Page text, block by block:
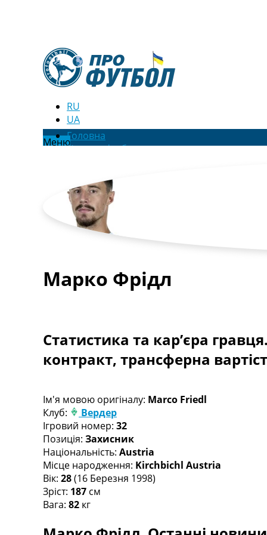
RU
UA
МенюГоловна
Новини футболу
Футбольні трансфери
Останні коментарі
Конкурс прогнозів
Логін
Рейтінги
Турніри
Чемпіонат Світу
Англія. Прем’єр-Ліга
Іспанія. Ла Ліга
Ще Турніри >>>
Чемпіонат Світу. Турнирні таблиці
Таблиця УПЛ
Перша Ліга
Таблиця АПЛ
Таблиця Ла Ліги
Таблиця Ліги Чемпіонів
Всі таблиці >>>
Рейтинги
Рейтинг ФІФА
Марко Фрідл
Статистика та кар’єра
контракт, трансферна
Ім'я мовою оригіналу: Marco Friedl
Клуб:
Вердер
Ігровий номер: 32
Позиція: Захисник
Національність: Austria
Місце народження: Kirchbichl Austria
Вік: 28(16 Березня 1998)
Зріст: 187 см
Вага: 82 кг